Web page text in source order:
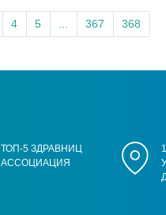
4 5 367 368
ТОП-5 ЗДРАВНИЦ
АССОЦИАЦИЯ